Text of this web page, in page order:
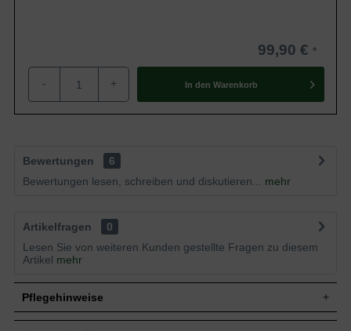
99,90 €
- + In den Warenkorb
Bewertungen
6
Bewertungen lesen, schreiben und diskutieren...
mehr
Artikelfragen
0
Lesen Sie von weiteren Kunden gestellte Fragen zu diesem
Artikel mehr
Pflegehinweise